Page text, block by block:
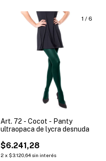
1 / 6
Art. 72 - Cocot - Panty
ultraopaca de lycra desnuda
$6.241,28
2 x $3.120,64 sin interés